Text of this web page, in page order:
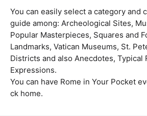
You can easily select a category and
guide among: Archeological Sites,
Popular Masterpieces, Squares and
Landmarks, Vatican Museums, St.
Districts and also Anecdotes, Typical
Expressions.
You can have Rome in Your Pocket
ck home.